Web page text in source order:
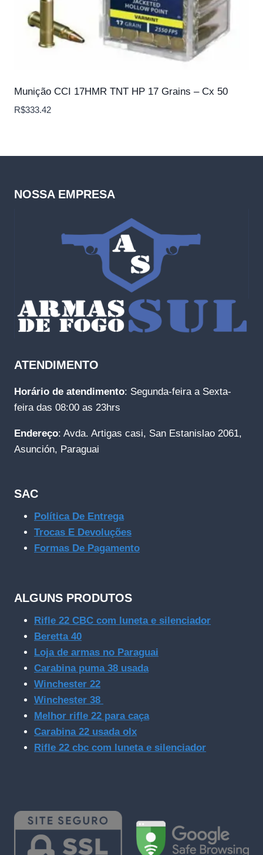
Munição CCI 17HMR TNT HP 17 Grains – Cx 50
R$333.42
NOSSA EMPRESA
ATENDIMENTO
Horário de atendimento: Segunda-feira a Sexta-
feira das 08:00 as 23hrs
Endereço: Avda. Artigas casi, San Estanislao 2061,
Asunción, Paraguai
SAC
Política De Entrega
Trocas E Devoluções
Formas De Pagamento
ALGUNS PRODUTOS
Rifle 22 CBC com luneta e silenciador
Beretta 40
Loja de armas no Paraguai
Carabina puma 38 usada
Winchester 22
Winchester 38
Melhor rifle 22 para caça
Carabina 22 usada olx
Rifle 22 cbc com luneta e silenciador